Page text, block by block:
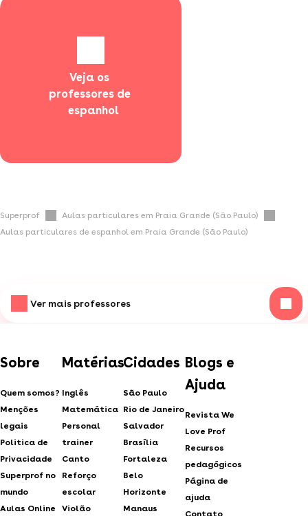
Veja os
professores de
  espanhol
Superprof
Aulas particulares em Praia Grande (São Paulo)
Aulas particulares de espanhol em Praia Grande (São Paulo)
Ver mais professores
Sobre
Quem somos?
Menções
legais
Politica de
Privacidade
Superprof no
mundo
Aulas Online
Matérias
Inglês
Matemática
Personal
trainer
Canto
Reforço
escolar
Violão
Cidades
São Paulo
Rio de Janeiro
Salvador
Brasília
Fortaleza
Belo
Horizonte
Manaus
Blogs e
Ajuda
Revista We
Love Prof
Recursos
pedagógicos
Página de
ajuda
Contato